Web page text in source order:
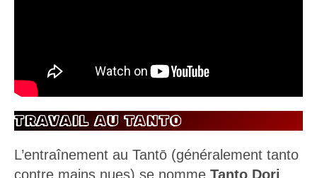
TRAVAIL AU TANTO
L’entraînement au Tantō (généralement tanto
contre mains nues) se nommeTanto Dori
(désarmement du Tanto).